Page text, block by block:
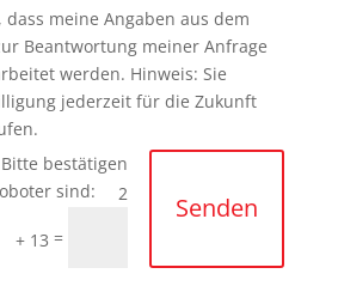
dass meine Angaben aus dem
Beantwortung meiner Anfrage
werden. Hinweis: Sie
jederzeit für die Zukunft
2
+ 13 =
Senden